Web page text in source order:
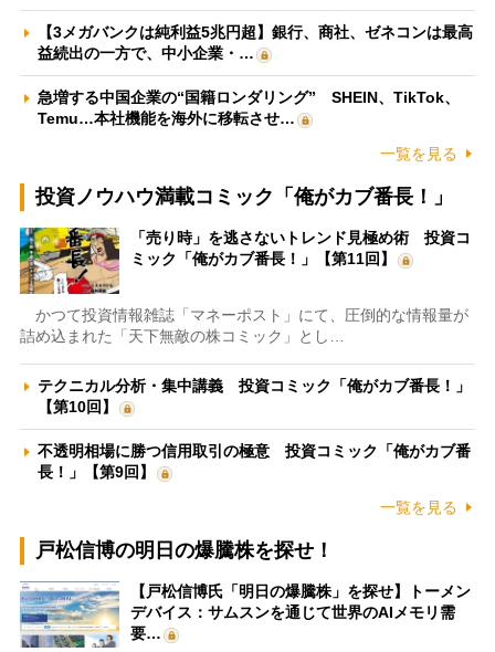
【3メガバンクは純利益5兆円超】銀行、商社、ゼネコンは最高
益続出の一方で、中小企業・…
急増する中国企業の“国籍ロンダリング” SHEIN、TikTok、
Temu…本社機能を海外に移転させ…
一覧を見る
投資ノウハウ満載コミック「俺がカブ番長！」
「売り時」を逃さないトレンド見極め術 投資コ
ミック「俺がカブ番長！」【第11回】
かつて投資情報雑誌「マネーポスト」にて、圧倒的な情報量が
詰め込まれた「天下無敵の株コミック」とし…
テクニカル分析・集中講義 投資コミック「俺がカブ番長！」
【第10回】
不透明相場に勝つ信用取引の極意 投資コミック「俺がカブ番
長！」【第9回】
一覧を見る
戸松信博の明日の爆騰株を探せ！
【戸松信博氏「明日の爆騰株」を探せ】トーメン
デバイス：サムスンを通じて世界のAIメモリ需
要…